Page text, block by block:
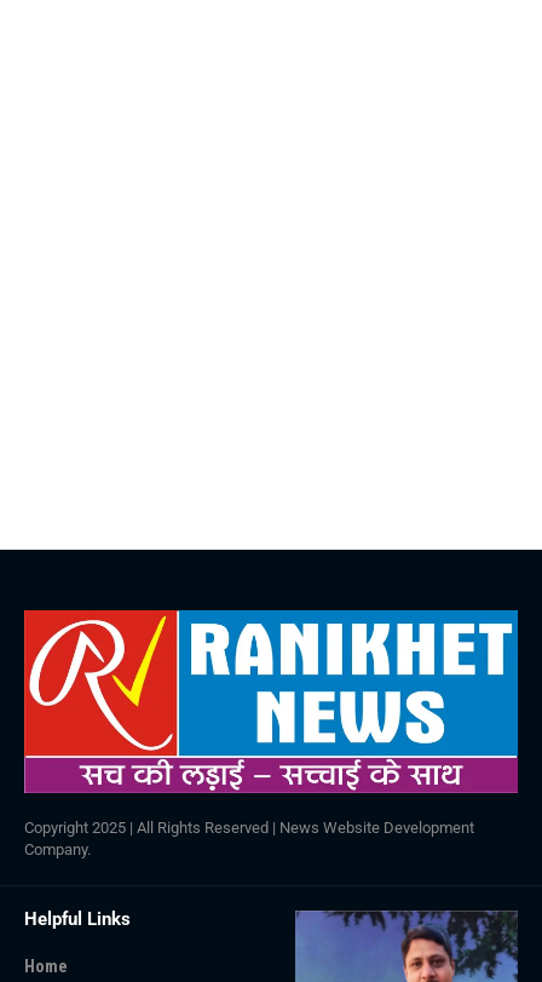
Copyright 2025 | All Rights Reserved | News Website Development
Company.
Helpful Links
Home